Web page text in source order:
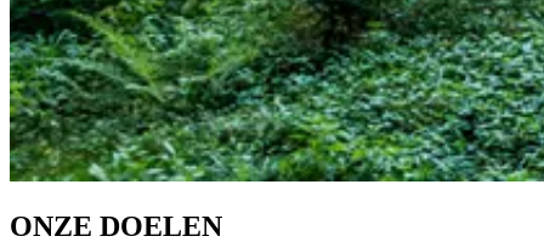
ONZE DOELEN